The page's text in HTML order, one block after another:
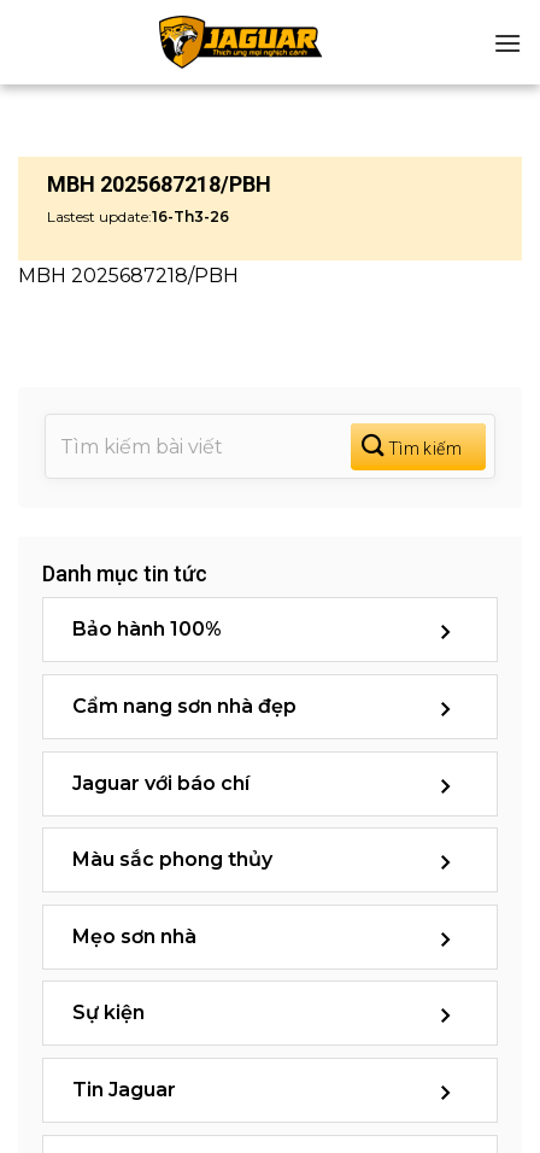
MBH 2025687218/PBH
Lastest update:16-Th3-26
MBH 2025687218/PBH
Danh mục tin tức
Bảo hành 100%
Cẩm nang sơn nhà đẹp
Jaguar với báo chí
Màu sắc phong thủy
Mẹo sơn nhà
Sự kiện
Tin Jaguar